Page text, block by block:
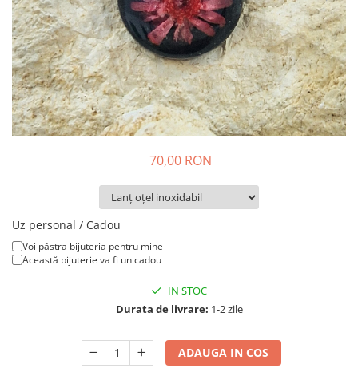
Colier / Pandantiv
Brățară
Bijuterii copii
Colier / Pandantiv
Colier de prietenie
Brățară
Colier / Pandantiv
Cercei
Set bijuterii
70,00 RON
Uz personal / Cadou
Voi păstra bijuteria pentru mine
Această bijuterie va fi un cadou
IN STOC
Durata de livrare: 1-2 zile
ADAUGA IN COS